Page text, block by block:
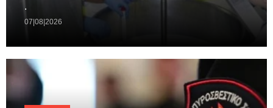
.
07|08|2026